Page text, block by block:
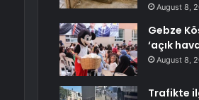
August 8,
Gebze
‘açık
August 8,
Trafikte